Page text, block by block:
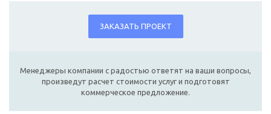
ЗАКАЗАТЬ ПРОЕКТ
Менеджеры компании с радостью ответят на ваши вопросы,
произведут расчет стоимости услуг и подготовят
коммерческое предложение.